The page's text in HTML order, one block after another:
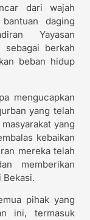
dari wajah
daging
Yayasan
sebagai berkah
beban hidup
mengucapkan
yang telah
yang
kebaikan
mereka telah
memberikan
Bekasi.
pihak yang
ini, termasuk